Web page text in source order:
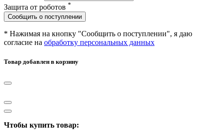
Защита от роботов *
Сообщить о поступлении
* Нажимая на кнопку "Сообщить о поступлении", я даю
согласие на обработку персональных данных
Товар добавлен в корзину
Чтобы купить товар: